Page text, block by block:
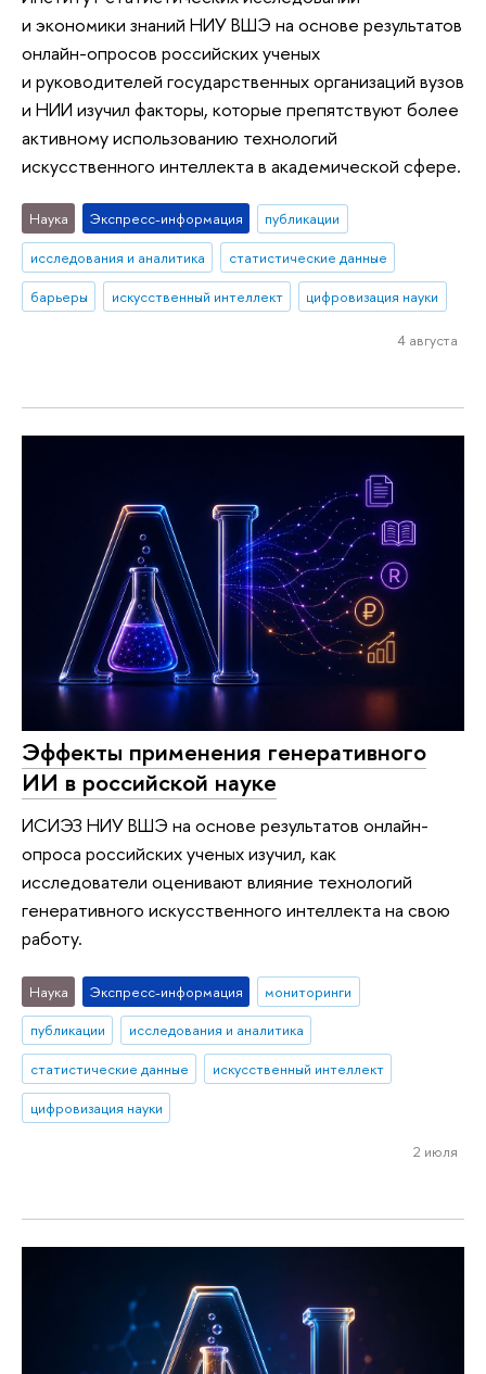
и экономики знаний НИУ ВШЭ на основе результатов
онлайн-опросов российских ученых
и руководителей государственных организаций вузов
и НИИ изучил факторы, которые препятствуют более
активному использованию технологий
искусственного интеллекта в академической сфере.
Наука Экспресс-информация
публикации
исследования и аналитика
статистические данные
барьеры
искусственный интеллект цифровизация науки
4 августа
Эффекты применения генеративного
ИИ в российской науке
ИСИЭЗ НИУ ВШЭ на основе результатов онлайн-
опроса российских ученых изучил, как
исследователи оценивают влияние технологий
генеративного искусственного интеллекта на свою
работу.
Наука Экспресс-информация
мониторинги
публикации
исследования и аналитика
статистические данные
искусственный интеллект
цифровизация науки
2 июля